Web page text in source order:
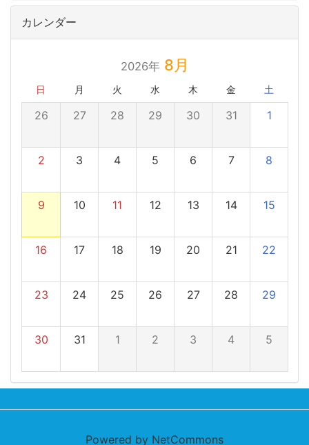
カレンダー
2026年8月
日 月 火 水 木 金 土
26 27 28 29 30 31 1
2 3 4 5 6 7 8
9 10 11 12 13 14 15
16 17 18 19 20 21 22
23 24 25 26 27 28 29
30 31 1 2 3 4 5
Powered by NetCommons